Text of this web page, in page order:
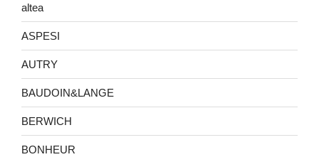
altea
ASPESI
AUTRY
BAUDOIN&LANGE
BERWICH
BONHEUR